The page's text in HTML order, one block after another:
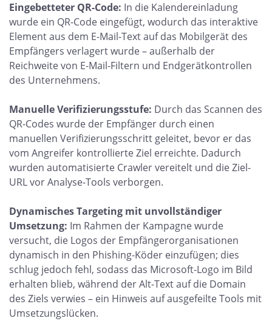
Eingebetteter QR-Code: In die Kalendereinladung
wurde ein QR-Code eingefügt, wodurch das interaktive
Element aus dem E-Mail-Text auf das Mobilgerät des
Empfängers verlagert wurde – außerhalb der
Reichweite von E-Mail-Filtern und Endgerätkontrollen
des Unternehmens.
Manuelle Verifizierungsstufe: Durch das Scannen des
QR-Codes wurde der Empfänger durch einen
manuellen Verifizierungsschritt geleitet, bevor er das
vom Angreifer kontrollierte Ziel erreichte. Dadurch
wurden automatisierte Crawler vereitelt und die Ziel-
URL vor Analyse-Tools verborgen.
Dynamisches Targeting mit unvollständiger
Umsetzung: Im Rahmen der Kampagne wurde
versucht, die Logos der Empfängerorganisationen
dynamisch in den Phishing-Köder einzufügen; dies
schlug jedoch fehl, sodass das Microsoft-Logo im Bild
erhalten blieb, während der Alt-Text auf die Domain
des Ziels verwies – ein Hinweis auf ausgefeilte Tools mit
Umsetzungslücken.